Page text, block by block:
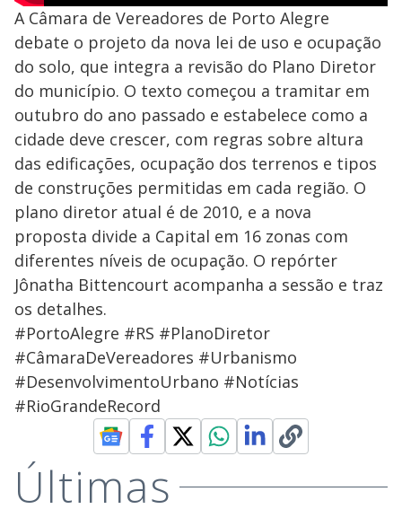
A Câmara de Vereadores de Porto Alegre
debate o projeto da nova lei de uso e ocupação
do solo, que integra a revisão do Plano Diretor
do município. O texto começou a tramitar em
outubro do ano passado e estabelece como a
cidade deve crescer, com regras sobre altura
das edificações, ocupação dos terrenos e tipos
de construções permitidas em cada região. O
plano diretor atual é de 2010, e a nova
proposta divide a Capital em 16 zonas com
diferentes níveis de ocupação. O repórter
Jônatha Bittencourt acompanha a sessão e traz
os detalhes.
#PortoAlegre #RS #PlanoDiretor
#CâmaraDeVereadores #Urbanismo
#DesenvolvimentoUrbano #Notícias
#RioGrandeRecord
Últimas